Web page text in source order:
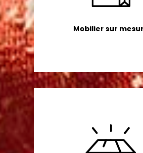
Mobilier sur